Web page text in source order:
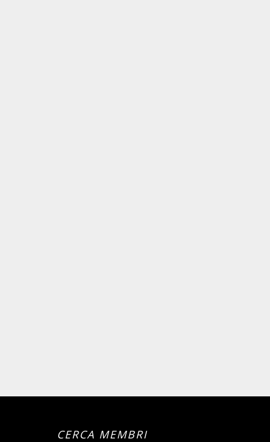
CERCA MEMBRI